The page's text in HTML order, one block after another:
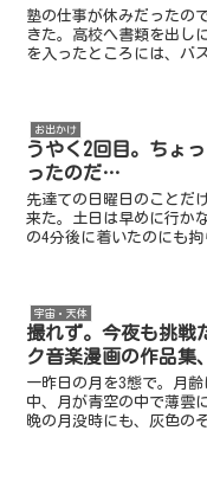
塾の仕事が休みだったの
きた。高校へ書類を出し
を入ったところには、バ
お出かけ
うやく2回目。ちょ
ったのだ…
先達ての日曜日のことだ
来た。土日は早めに行か
の4分後に着いたのにも
宇宙・天体
撮れず。今夜も挑戦
ク音楽漫画の作品集
一昨日の月を3態で。月
中、月が青空の中で薄雲
晩の月没時にも、灰色の